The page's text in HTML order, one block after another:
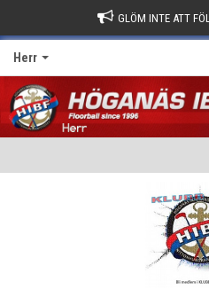
GLÖM INTE ATT
Herr